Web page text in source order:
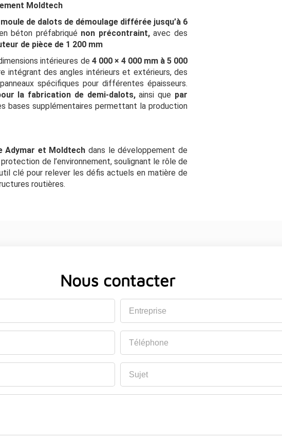
Moldtech
moule de dalots de démoulage différée jusqu’à 6
béton préfabriqué non précontraint,avec des
de pièce de 1 200 mm
intérieures de 4 000 × 4 000 mm à 5 000
intégrant des angles intérieurs et extérieurs, des
spécifiques pour différentes épaisseurs.
la fabrication de demi-dalots,ainsi que par
bases supplémentaires permettant la production
Adymar et Moldtechdans le développement de
de l’environnement, soulignant le rôle de
clé pour relever les défis actuels en matière de
routières.
Nous contacter